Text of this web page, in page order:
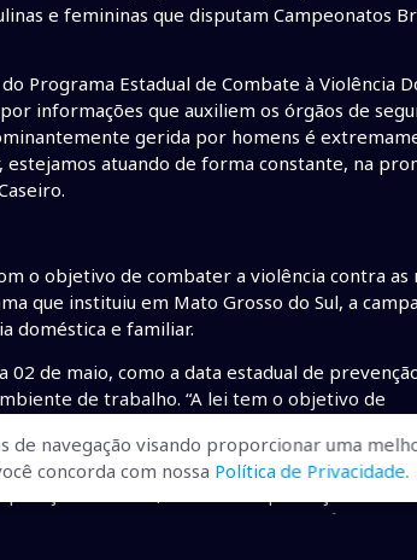
e femininas que disputam Campeonatos
Programa Estadual de Combate à Violência
informações que auxiliem os órgãos de
gerida por homens é
atuando de forma constante, na
o objetivo de combater a violência contra as
que instituiu em Mato Grosso do Sul, a
doméstica e familiar.
de maio, como a data estadual de
de trabalho. “A lei tem o objetivo de
intimidações e humilhações que afetem
laboral”, destacou Mara Caseiro.
de multa, em caso de proibição ou de
mãe que está amamentando seu filho deve
de navegação visando proporcionar uma
concorda com nossa Política de Privacidade.